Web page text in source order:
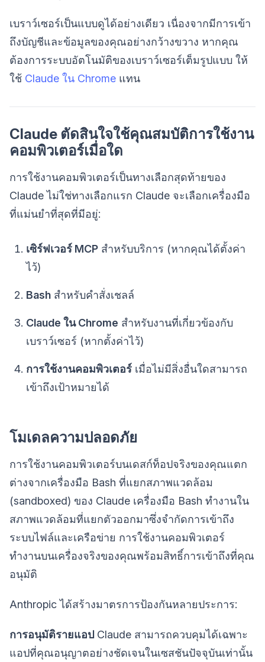
เบราว์เซอร์เป็นแบบดูได้อย่างเดียว เนื่องจากมีการเข้า
ถึงบัญชีและข้อมูลของคุณอย่างกว้างขวาง หากคุณ
ต้องการระบบอัตโนมัติของเบราว์เซอร์เต็มรูปแบบ ให้
ใช้ Claude ใน Chrome แทน
Claude ตัดสินใจใช้คุณสมบัติการใช้งาน
คอมพิวเตอร์เมื่อใด
การใช้งานคอมพิวเตอร์เป็นทางเลือกสุดท้ายของ
Claude ไม่ใช่ทางเลือกแรก Claude จะเลือกเครื่องมือ
ที่แม่นยำที่สุดที่มีอยู่:
เซิร์ฟเวอร์ MCP สำหรับบริการ (หากคุณได้ตั้งค่า
ไว้)
Bash สำหรับคำสั่งเชลล์
Claude ใน Chrome สำหรับงานที่เกี่ยวข้องกับ
เบราว์เซอร์ (หากตั้งค่าไว้)
การใช้งานคอมพิวเตอร์ เมื่อไม่มีสิ่งอื่นใดสามารถ
เข้าถึงเป้าหมายได้
โมเดลความปลอดภัย
การใช้งานคอมพิวเตอร์บนเดสก์ท็อปจริงของคุณแตก
ต่างจากเครื่องมือ Bash ที่แยกสภาพแวดล้อม
(sandboxed) ของ Claude เครื่องมือ Bash ทำงานใน
สภาพแวดล้อมที่แยกตัวออกมาซึ่งจำกัดการเข้าถึง
ระบบไฟล์และเครือข่าย การใช้งานคอมพิวเตอร์
ทำงานบนเครื่องจริงของคุณพร้อมสิทธิ์การเข้าถึงที่คุณ
อนุมัติ
Anthropic ได้สร้างมาตรการป้องกันหลายประการ:
การอนุมัติรายแอป Claude สามารถควบคุมได้เฉพาะ
แอปที่คุณอนุญาตอย่างชัดเจนในเซสชันปัจจุบันเท่านั้น